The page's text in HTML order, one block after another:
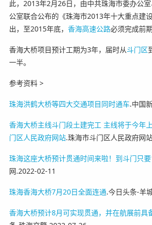
此，2013年2月26日，由中共珠海市委办公
公室联合公布的《珠海市2013年十大重点建
出，至2015年底， 香海高速公路必须完成前
香海大桥项目预计工期为3年，届时从斗门区
一半。
参考资料 >
珠海洪鹤大桥等四大交通项目同时通车.中国
香海大桥主线斗门段土建完工 主线将于今年
门区人民政府网站.珠海市斗门区人民政府网
珠海这座大桥预计贯通时间来啦！到斗门只要
网.2022-02-11
珠海香海大桥7月20日全面连通.今日头条-羊
香海大桥预计8月可实现贯通，并在航展前具